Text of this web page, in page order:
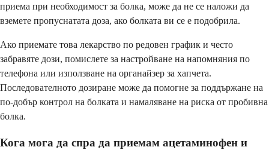
приема при необходимост за болка, може да не се наложи да
вземете пропуснатата доза, ако болката ви се е подобрила.
Ако приемате това лекарство по редовен график и често
забравяте дози, помислете за настройване на напомняния по
телефона или използване на органайзер за хапчета.
Последователното дозиране може да помогне за поддържане на
по-добър контрол на болката и намаляване на риска от пробивна
болка.
Кога мога да спра да приемам ацетаминофен и